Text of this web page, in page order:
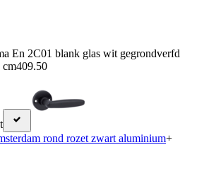
En 2C01 blank glas wit gegrondverfd
cm409.50
rond rozet zwart aluminium+